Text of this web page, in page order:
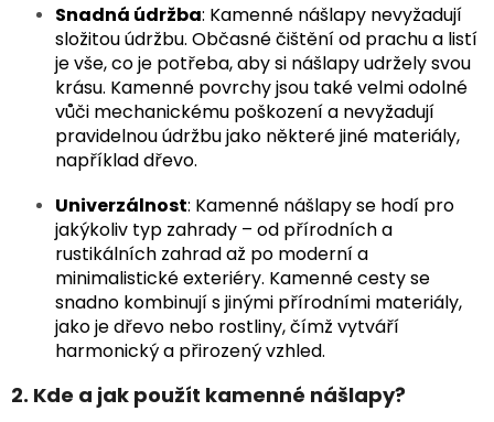
Snadná údržba: Kamenné nášlapy nevyžadují
složitou údržbu. Občasné čištění od prachu a listí
je vše, co je potřeba, aby si nášlapy udržely svou
krásu. Kamenné povrchy jsou také velmi odolné
vůči mechanickému poškození a nevyžadují
pravidelnou údržbu jako některé jiné materiály,
například dřevo.
Univerzálnost: Kamenné nášlapy se hodí pro
jakýkoliv typ zahrady – od přírodních a
rustikálních zahrad až po moderní a
minimalistické exteriéry. Kamenné cesty se
snadno kombinují s jinými přírodními materiály,
jako je dřevo nebo rostliny, čímž vytváří
harmonický a přirozený vzhled.
2. Kde a jak použít kamenné nášlapy?